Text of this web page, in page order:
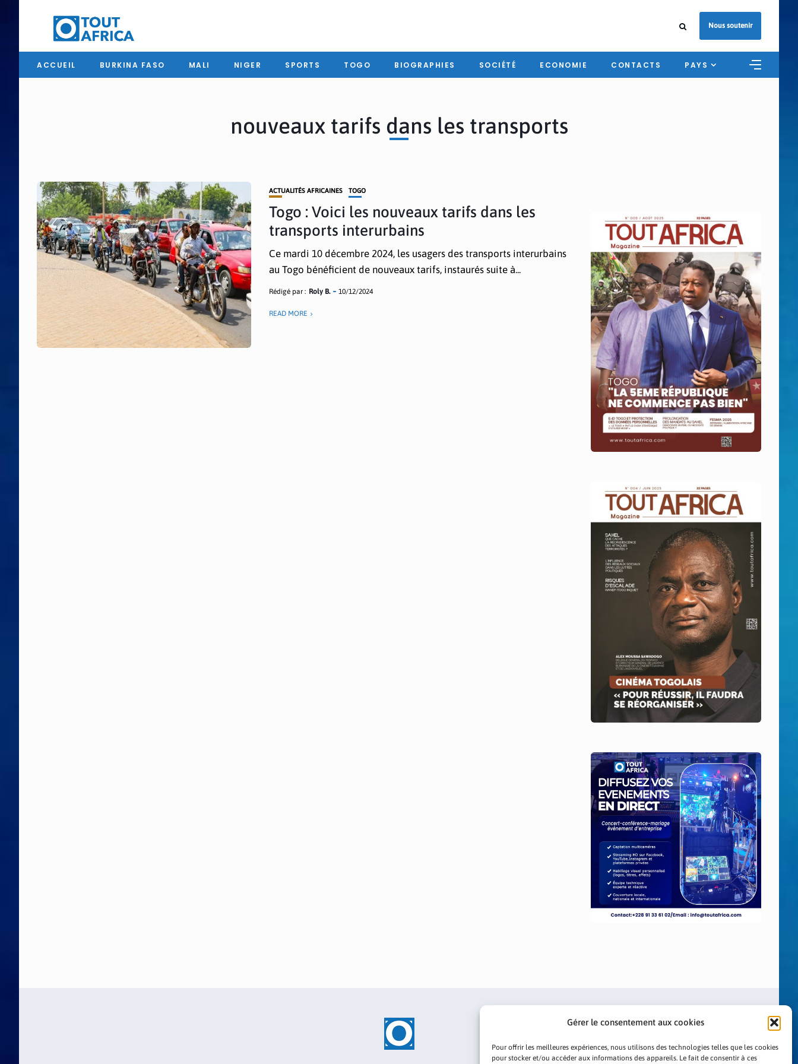
Gérer le consentement aux cookies
Pour offrir les meilleures expériences, nous utilisons des technologies telles que les cookies
pour stocker et/ou accéder aux informations des appareils. Le fait de consentir à ces
Nous soutenir
ACCUEIL BURKINA FASO MALI NIGER SPORTS TOGO BIOGRAPHIES SOCIÉTÉ ECONOMIE CONTACTS PAYS
nouveaux tarifs dans les transports
ACTUALITÉS AFRICAINES TOGO
Togo : Voici les nouveaux tarifs dans les
transports interurbains
Ce mardi 10 décembre 2024, les usagers des transports interurbains
au Togo bénéficient de nouveaux tarifs, instaurés suite à...
Rédigé par : Roly B. 10/12/2024
READ MORE